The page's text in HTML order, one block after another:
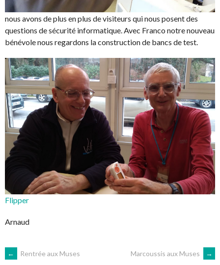
nous avons de plus en plus de visiteurs qui nous posent des
questions de sécurité informatique. Avec Franco notre nouveau
bénévole nous regardons la construction de bancs de test.
Flipper
Arnaud
NAVIGATION
← Rentrée aux Muses Marcoussis aux Muses →